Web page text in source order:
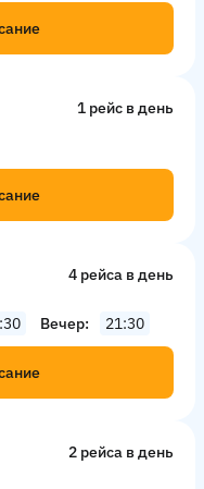
1 рейс в день
4 рейсa в день
Вечер 21:30
2 рейсa в день